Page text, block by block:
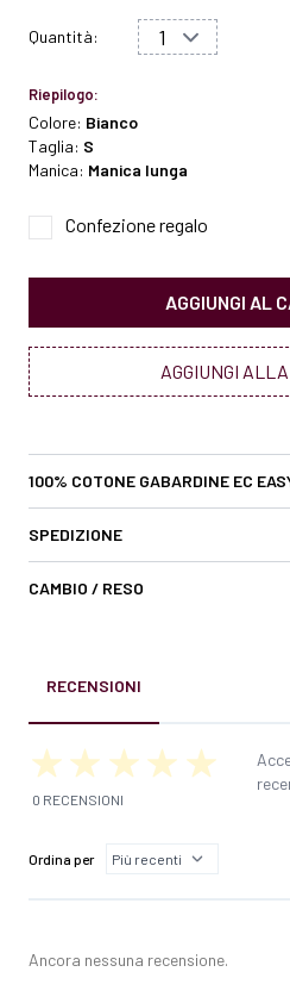
Quantità:
Riepilogo:
Colore: Bianco
Taglia: S
Manica: Manica lunga
Confezione regalo
AGGIUNGI AL
AGGIUNGI
100% COTONE GABARDINE EC
SPEDIZIONE
CAMBIO / RESO
RECENSIONI
0 RECENSIONI
Ordina per
Ancora nessuna recensione.